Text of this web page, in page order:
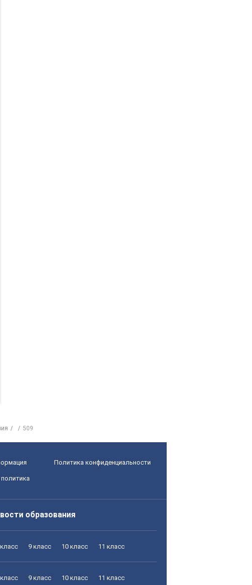
509
Политика конфиденциальности
образования
9 класс 10 класс 11 класс
9 класс 10 класс 11 класс